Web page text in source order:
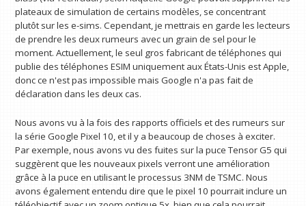
plateaux de simulation de certains modèles, se concentrant
plutôt sur les e-sims. Cependant, je mettrais en garde les lecteurs
de prendre les deux rumeurs avec un grain de sel pour le
moment. Actuellement, le seul gros fabricant de téléphones qui
publie des téléphones ESIM uniquement aux États-Unis est Apple,
donc ce n'est pas impossible mais Google n'a pas fait de
déclaration dans les deux cas.
Nous avons vu à la fois des rapports officiels et des rumeurs sur
la série Google Pixel 10, et il y a beaucoup de choses à exciter.
Par exemple, nous avons vu des fuites sur la puce Tensor G5 qui
suggèrent que les nouveaux pixels verront une amélioration
grâce à la puce en utilisant le processus 3NM de TSMC. Nous
avons également entendu dire que le pixel 10 pourrait inclure un